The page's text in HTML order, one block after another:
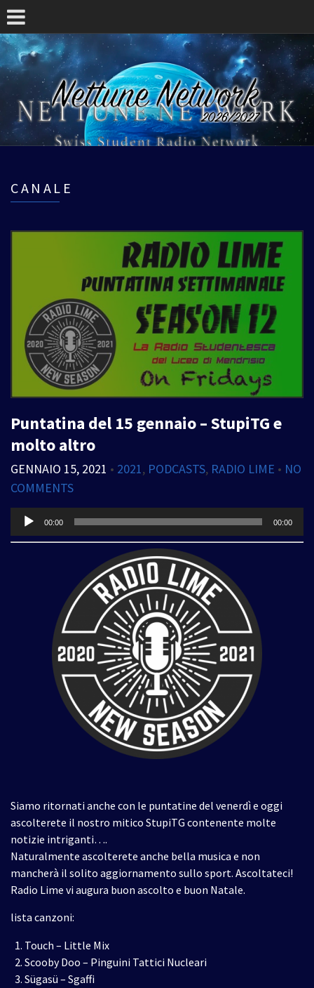
CANALE
Puntatina del 15 gennaio – StupiTG e
molto altro
GENNAIO 15, 2021 • 2021, PODCASTS, RADIO LIME • NO
COMMENTS
Audio
Player
00:00 00:00
Siamo ritornati anche con le puntatine del venerdì e oggi
ascolterete il nostro mitico StupiTG contenente molte
notizie intriganti….
Naturalmente ascolterete anche bella musica e non
mancherà il solito aggiornamento sullo sport. Ascoltateci!
Radio Lime vi augura buon ascolto e buon Natale.
lista canzoni:
Touch – Little Mix
Scooby Doo – Pinguini Tattici Nucleari
Sügasü – Sgaffi